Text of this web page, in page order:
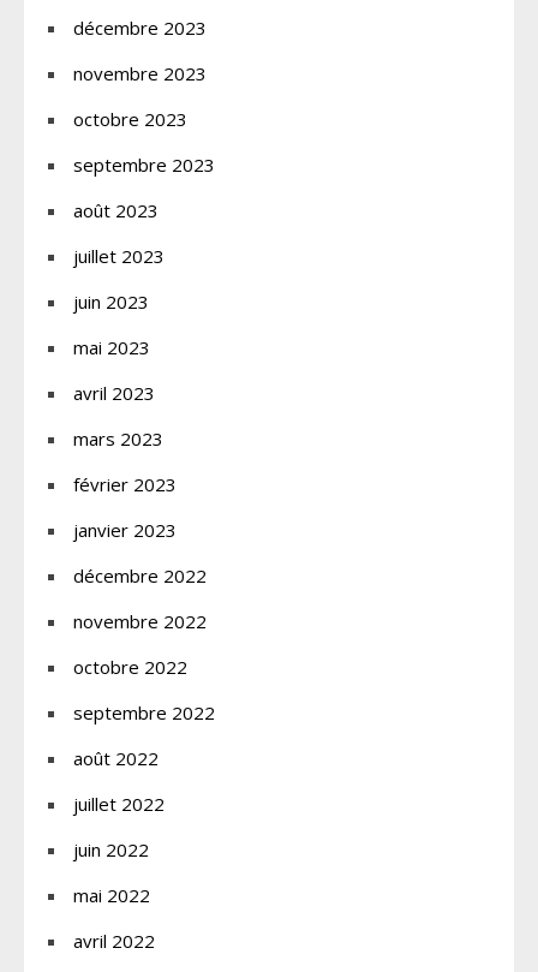
décembre 2023
novembre 2023
octobre 2023
septembre 2023
août 2023
juillet 2023
juin 2023
mai 2023
avril 2023
mars 2023
février 2023
janvier 2023
décembre 2022
novembre 2022
octobre 2022
septembre 2022
août 2022
juillet 2022
juin 2022
mai 2022
avril 2022